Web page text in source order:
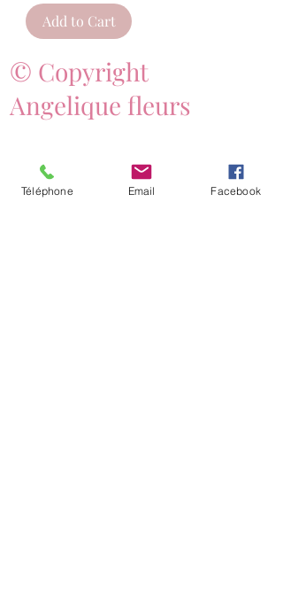
Add to Cart
© Copyright
Angelique fleurs
Téléphone Email Facebook